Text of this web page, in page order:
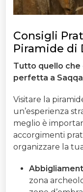
Consigli
Piramide di
Tutto quello che
perfetta a
Visitare la
un’esperienza
meglio è
accorgimenti
organizzare la
zona